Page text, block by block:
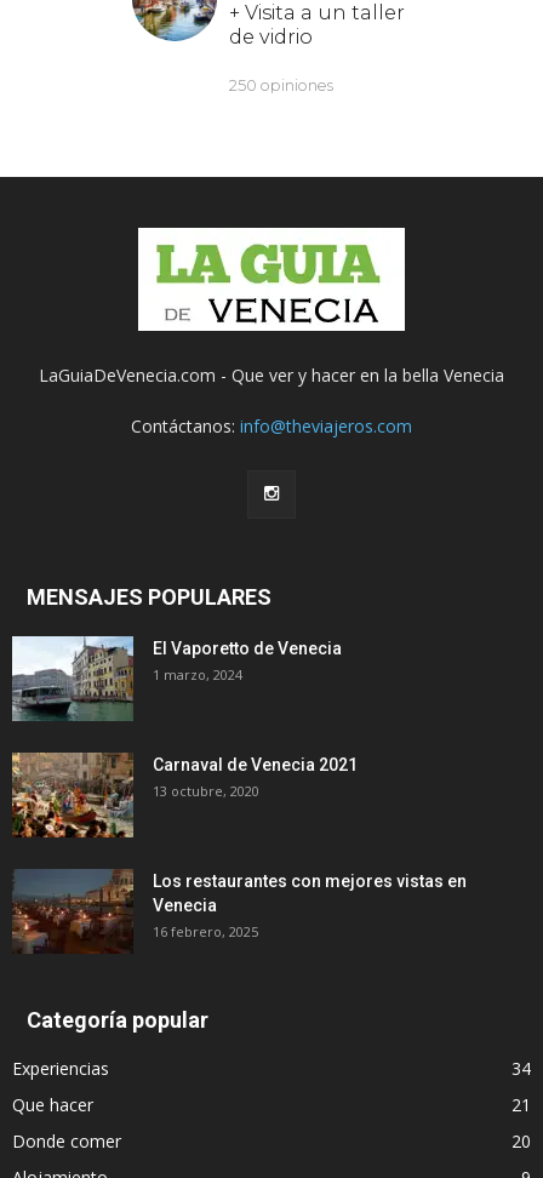
LaGuiaDeVenecia.com - Que ver y hacer en la bella Venecia
Contáctanos: info@theviajeros.com
MENSAJES POPULARES
El Vaporetto de Venecia
1 marzo, 2024
Carnaval de Venecia 2021
13 octubre, 2020
Los restaurantes con mejores vistas en
Venecia
16 febrero, 2025
Categoría popular
Experiencias
34
Que hacer
21
Donde comer
20